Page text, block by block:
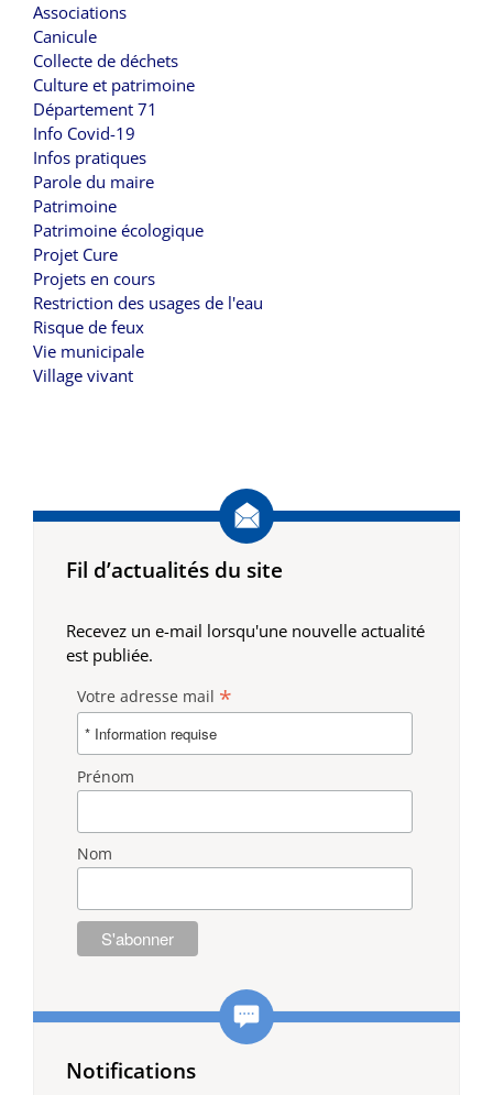
Associations
Canicule
Collecte de déchets
Culture et patrimoine
Département 71
Info Covid-19
Infos pratiques
Parole du maire
Patrimoine
Patrimoine écologique
Projet Cure
Projets en cours
Restriction des usages de l'eau
Risque de feux
Vie municipale
Village vivant
Fil d’actualités du site
Recevez un e-mail lorsqu'une nouvelle actualité
est publiée.
Votre adresse mail *
Prénom
Nom
Notifications